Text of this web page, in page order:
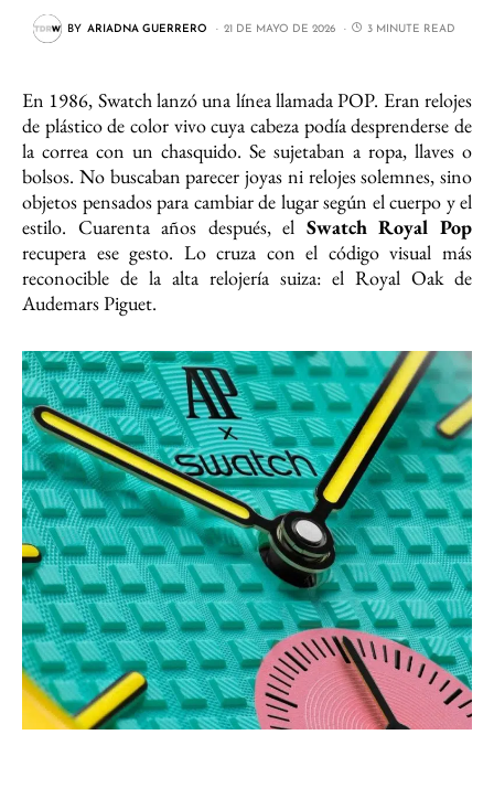
BY ARIADNA GUERRERO 21 DE MAYO DE 2026 3 MINUTE READ
En 1986, Swatch lanzó una línea llamada POP. Eran relojes
de plástico de color vivo cuya cabeza podía desprenderse de
la correa con un chasquido. Se sujetaban a ropa, llaves o
bolsos. No buscaban parecer joyas ni relojes solemnes, sino
objetos pensados para cambiar de lugar según el cuerpo y el
estilo. Cuarenta años después, el Swatch Royal Pop
recupera ese gesto. Lo cruza con el código visual más
reconocible de la alta relojería suiza: el Royal Oak de
Audemars Piguet.